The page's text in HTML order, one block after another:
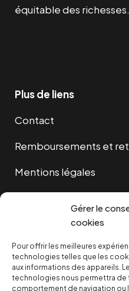
Gérer le
cookies
Pour offrir les meilleures
technologies telles que les
aux informations des appareils.
technologies nous permettra de
comportement de navigation ou
équitable des richesses.
Plus de liens
Contact
Remboursements et
Mentions légales
NOTRE